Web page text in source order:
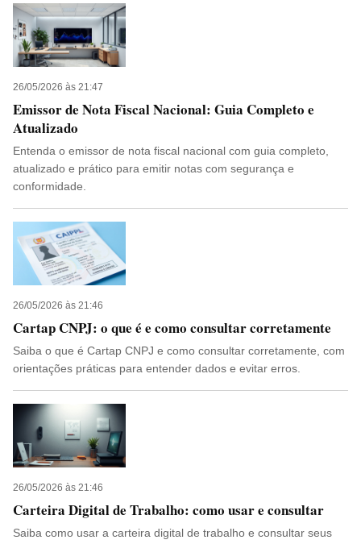
26/05/2026 às 21:47
Emissor de Nota Fiscal Nacional: Guia Completo e
Atualizado
Entenda o emissor de nota fiscal nacional com guia completo,
atualizado e prático para emitir notas com segurança e
conformidade.
26/05/2026 às 21:46
Cartap CNPJ: o que é e como consultar corretamente
Saiba o que é Cartap CNPJ e como consultar corretamente, com
orientações práticas para entender dados e evitar erros.
26/05/2026 às 21:46
Carteira Digital de Trabalho: como usar e consultar
Saiba como usar a carteira digital de trabalho e consultar seus